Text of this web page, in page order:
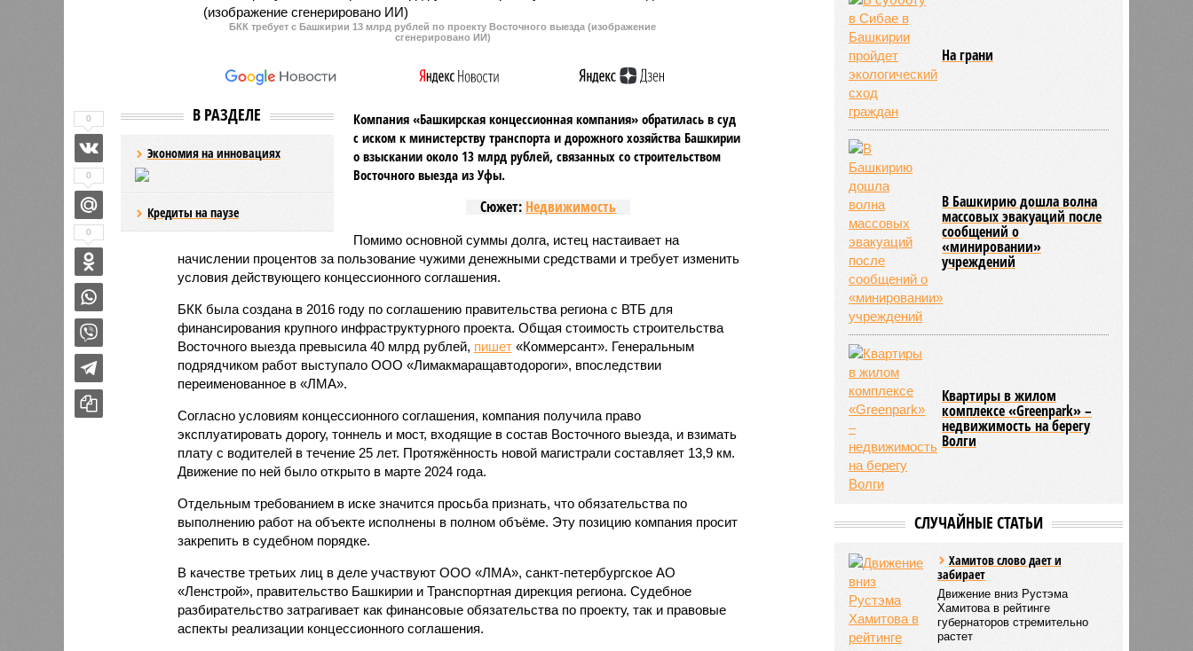
обязанностей.
БКК требует с Башкирии 13 млрд рублей по проекту Восточного выезда (изображение
сгенерировано ИИ)
В РАЗДЕЛЕ
Экономия на инновациях
Кредиты на паузе
Компания «Башкирская концессионная компания» обратилась в суд
с иском к министерству транспорта и дорожного хозяйства Башкирии
о взыскании около 13 млрд рублей, связанных со строительством
Восточного выезда из Уфы.
Сюжет: Недвижимость
Помимо основной суммы долга, истец настаивает на
начислении процентов за пользование чужими денежными средствами и требует изменить
условия действующего концессионного соглашения.
БКК была создана в 2016 году по соглашению правительства региона с ВТБ для
финансирования крупного инфраструктурного проекта. Общая стоимость строительства
Восточного выезда превысила 40 млрд рублей, пишет«Коммерсант». Генеральным
подрядчиком работ выступало ООО «Лимакмаращавтодороги», впоследствии
переименованное в «ЛМА».
Согласно условиям концессионного соглашения, компания получила право
эксплуатировать дорогу, тоннель и мост, входящие в состав Восточного выезда, и взимать
плату с водителей в течение 25 лет. Протяжённость новой магистрали составляет 13,9 км.
Движение по ней было открыто в марте 2024 года.
Отдельным требованием в иске значится просьба признать, что обязательства по
выполнению работ на объекте исполнены в полном объёме. Эту позицию компания просит
закрепить в судебном порядке.
В качестве третьих лиц в деле участвуют ООО «ЛМА», санкт-петербургское АО
«Ленстрой», правительство Башкирии и Транспортная дирекция региона. Судебное
разбирательство затрагивает как финансовые обязательства по проекту, так и правовые
аспекты реализации концессионного соглашения.
0
0
0
На грани
В Башкирию дошла волна
массовых эвакуаций после
сообщений о
«минировании»
учреждений
Квартиры в жилом
комплексе «Greenpark» –
недвижимость на берегу
Волги
СЛУЧАЙНЫЕ СТАТЬИ
Хамитов слово дает и
забирает
Движение вниз Рустэма
Хамитова в рейтинге
губернаторов стремительно
растет